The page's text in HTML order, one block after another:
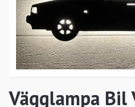
Vägglampa Bil